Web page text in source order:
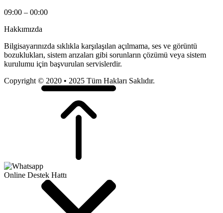
09:00 – 00:00
Hakkımızda
Bilgisayarınızda sıklıkla karşılaşılan açılmama, ses ve görüntü
bozuklukları, sistem arızaları gibi sorunların çözümü veya sistem
kurulumu için başvurulan servislerdir.
Copyright © 2020 • 2025 Tüm Hakları Saklıdır.
Online Destek Hattı